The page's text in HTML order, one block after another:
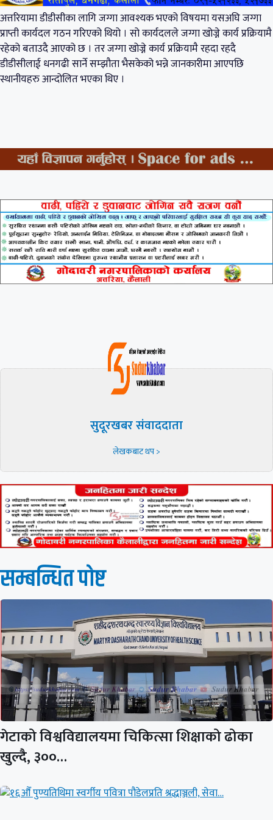
अत्तरियामा डीडीसीका लागि जग्गा आवश्यक भएको विषयमा यसअघि जग्गा
प्राप्ती कार्यदल गठन गरिएको थियो । सो कार्यदलले जग्गा खोज्ने कार्य प्रक्रियामै
रहेको बताउदै आएको छ । तर जग्गा खोज्ने कार्य प्रक्रियामै रहदा रहदै
डीडीसीलाई धनगढी सार्ने सम्झौता भैसकेको भन्ने जानकारीमा आएपछि
स्थानीयहरु आन्दोलित भएका थिए ।
सुदूरखबर संवाददाता
लेखकबाट थप >
सम्बन्धित पाेष्ट
गेटाको विश्वविद्यालयमा चिकित्सा शिक्षाको ढोका
खुल्दै, ३००…